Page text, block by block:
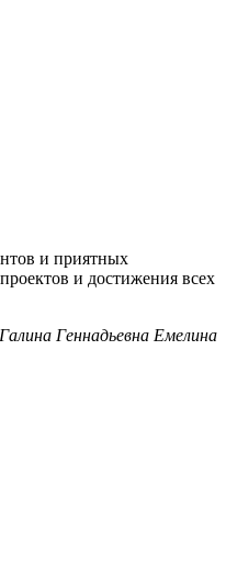
и приятных
и достижения всех
Геннадьевна Емелина